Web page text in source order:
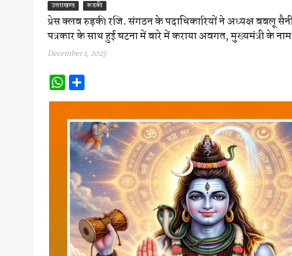
उत्तराखण्ड रूडकी
प्रेस क्लब रुड़की रजि. संगठन के पदाधिकारियों ने अध्यक्ष बबलू
पत्रकार के साथ हुई घटना में बारे में कराया अवगत, मुख्यमंत्री के नाम
December 1, 2025
W
h
at
s
A
p
p
h
ar
e